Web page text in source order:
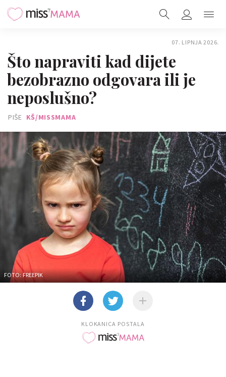
07. LIPNJA 2026.
Što napraviti kad dijete
bezobrazno odgovara ili je
neposlušno?
PIŠE KŠ/MISSMAMA
FOTO: FREEPIK
KLOKANICA POSTALA